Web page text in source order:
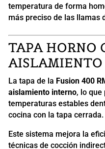
temperatura de forma
más preciso de las llamas
TAPA HORNO
AISLAMIENTO
La tapa de la Fusion 400
aislamiento interno, lo que
temperaturas estables
cocina con la tapa cerrada.
Este sistema mejora la
técnicas de cocción